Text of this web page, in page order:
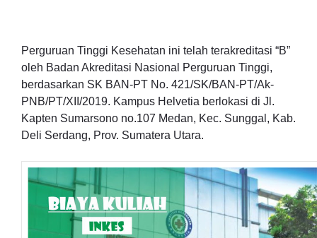
Perguruan Tinggi Kesehatan ini telah terakreditasi “B”
oleh Badan Akreditasi Nasional Perguruan Tinggi,
berdasarkan SK BAN-PT No. 421/SK/BAN-PT/Ak-
PNB/PT/XII/2019. Kampus Helvetia berlokasi di Jl.
Kapten Sumarsono no.107 Medan, Kec. Sunggal, Kab.
Deli Serdang, Prov. Sumatera Utara.